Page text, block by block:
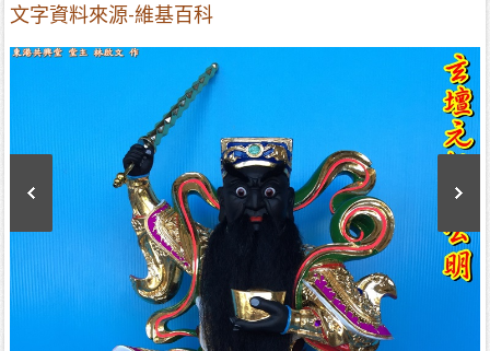
文字資料來源-維基百科